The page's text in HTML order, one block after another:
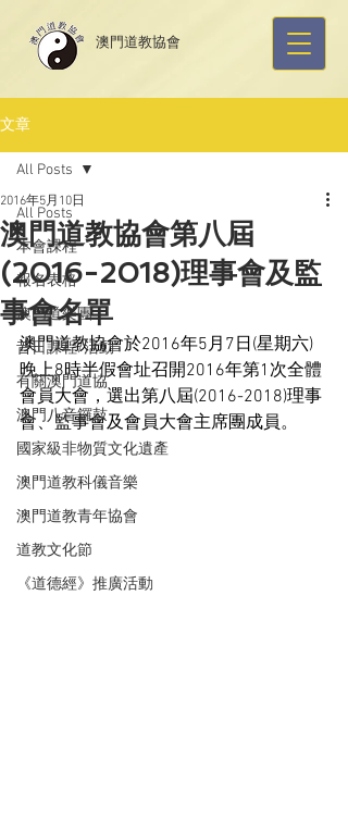
​澳門道教協會
文章
All Posts
本會課程
報名表格
澳門道樂團
昔日課程/活動
有關澳門道協
澳門八音鑼鼓
國家級非物質文化遺產
澳門道教科儀音樂
澳門道教青年協會
道教文化節
《道德經》推廣活動
All Posts
澳門道教協會第八屆
(2016-2018)理事會及監
事會名單
2016年5月10日
澳門道教協會於2016年5月 7 日 (星期六)
晚上8時半假會址召開2016年第1 次全體
會員大會，選出第八屆(2016-2018)理事
會、監事會及會員大會主席團成員。